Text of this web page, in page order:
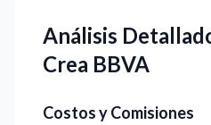
Análisis
Crea BBVA
Costos y Comisiones